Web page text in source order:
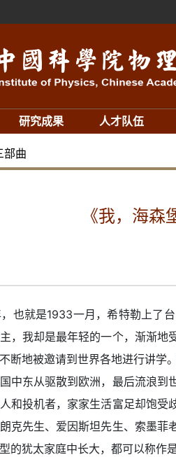
研究成果 人才队伍
部曲
《我，海
就是1933一月，希特勒上了台
，我却是最年轻的一个，渐渐地
断地被邀请到世界各地进行讲学
东从驱散到欧洲，最后流浪到
和投机者，家家生活富足却饱
克先生、爱因斯坦先生、索墨
的犹太家庭中长大，都可以称作